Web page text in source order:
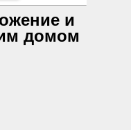
и
домом